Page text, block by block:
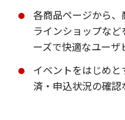
各商品ページから
ラインショップな
ーズで快適なユーザ
イベントをはじめ
済・申込状況の確